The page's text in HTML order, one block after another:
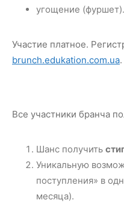
угощение (фуршет).
Участие платное.
brunch.edukation.com.ua.
Все участники бранча
Шанс получить
Уникальную
поступления» в
месяца).